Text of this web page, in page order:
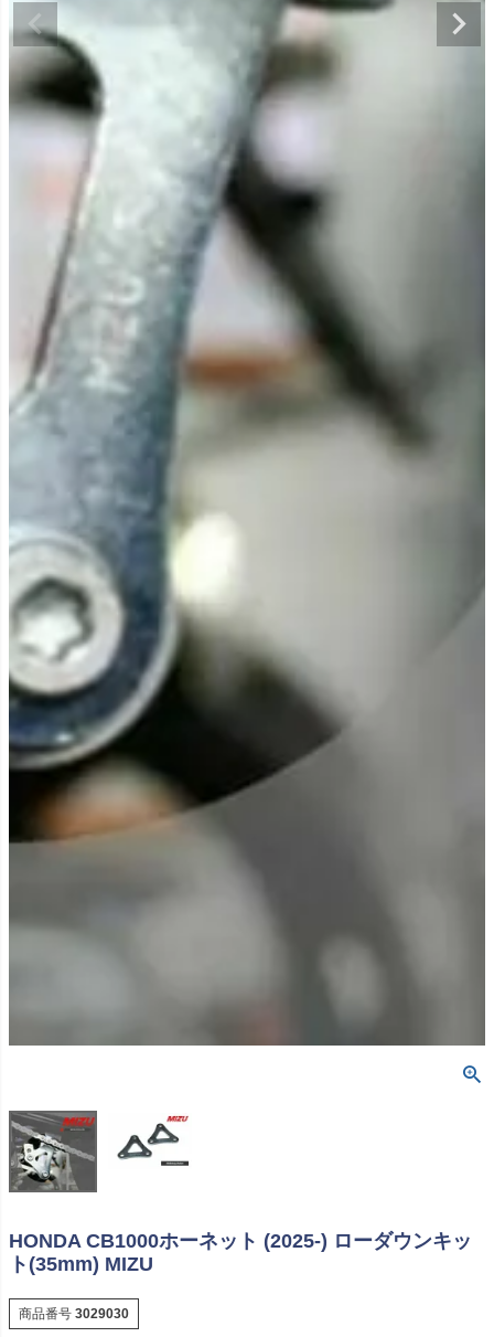
HONDA CB1000ホーネット (2025-) ローダウンキッ
ト(35mm) MIZU
商品番号 3029030